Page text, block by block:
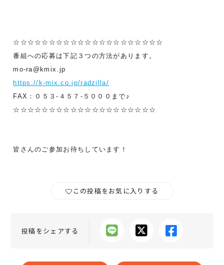
☆☆☆☆☆☆☆☆☆☆☆☆☆☆☆☆☆☆☆☆☆
番組への応募は下記３つの方法があります。
mo-ra@kmix.jp
https://k-mix.co.jp/radzilla/
FAX：０５３-４５７-５０００まで♪
☆☆☆☆☆☆☆☆☆☆☆☆☆☆☆☆☆☆☆☆
皆さんのご参加お待ちしています！
この投稿をお気に入りする
投稿をシェアする